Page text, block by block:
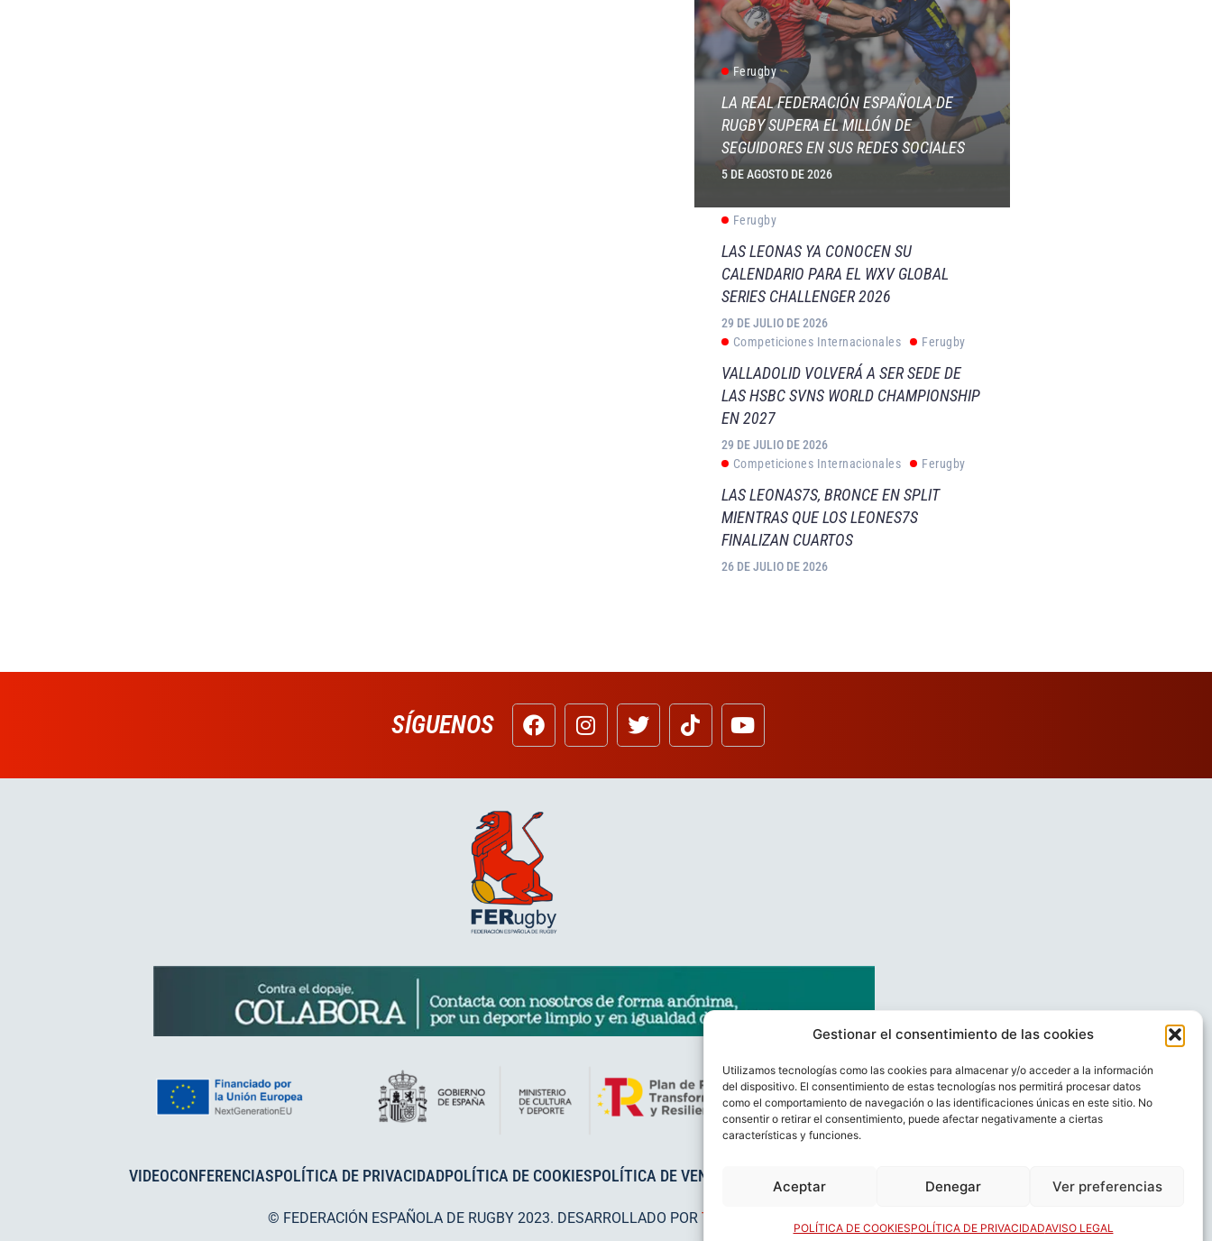
Gestionar el consentimiento de las cookies
Utilizamos tecnologías como las cookies para almacenar y/o acceder a la información
del dispositivo. El consentimiento de estas tecnologías nos permitirá procesar datos
como el comportamiento de navegación o las identificaciones únicas en este sitio. No
consentir o retirar el consentimiento, puede afectar negativamente a ciertas
características y funciones.
Aceptar Denegar Ver preferencias
POLÍTICA DE COOKIESPOLÍTICA DE PRIVACIDADAVISO LEGAL
Ferugby
LA REAL FEDERACIÓN ESPAÑOLA DE
RUGBY SUPERA EL MILLÓN DE
SEGUIDORES EN SUS REDES SOCIALES
5 DE AGOSTO DE 2026
Ferugby
LAS LEONAS YA CONOCEN SU
CALENDARIO PARA EL WXV GLOBAL
SERIES CHALLENGER 2026
29 DE JULIO DE 2026
Competiciones Internacionales
Ferugby
VALLADOLID VOLVERÁ A SER SEDE DE
LAS HSBC SVNS WORLD CHAMPIONSHIP
EN 2027
29 DE JULIO DE 2026
Competiciones Internacionales
Ferugby
LAS LEONAS7S, BRONCE EN SPLIT
MIENTRAS QUE LOS LEONES7S
FINALIZAN CUARTOS
26 DE JULIO DE 2026
SÍGUENOS
VIDEOCONFERENCIASPOLÍTICA DE PRIVACIDADPOLÍTICA DE COOKIESPOLÍTICA DE VENTAS
© FEDERACIÓN ESPAÑOLA DE RUGBY 2023. DESARROLLADO POR TOOOLS